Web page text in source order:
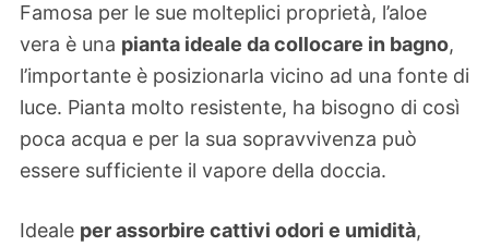
Famosa per le sue molteplici proprietà, l’aloe
vera è una pianta ideale da collocare in bagno,
l’importante è posizionarla vicino ad una fonte di
luce. Pianta molto resistente, ha bisogno di così
poca acqua e per la sua sopravvivenza può
essere sufficiente il vapore della doccia.
Ideale per assorbire cattivi odori e umidità,